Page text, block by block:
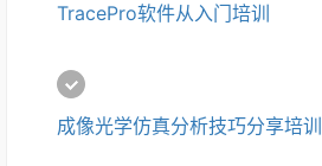
TracePro软件从入门培训
成像光学仿真分析技巧分享培训